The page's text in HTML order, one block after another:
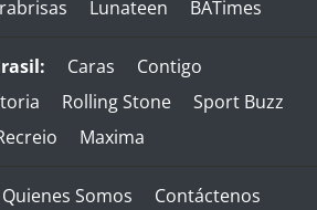
Lunateen BATimes
Caras
Contigo
Rolling Stone
Sport Buzz
Maxima
Quienes Somos
Contáctenos